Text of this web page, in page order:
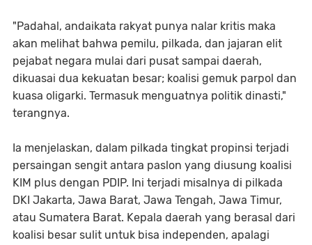
"Padahal, andaikata rakyat punya nalar kritis maka
akan melihat bahwa pemilu, pilkada, dan jajaran elit
pejabat negara mulai dari pusat sampai daerah,
dikuasai dua kekuatan besar; koalisi gemuk parpol dan
kuasa oligarki. Termasuk menguatnya politik dinasti,"
terangnya.
Ia menjelaskan, dalam pilkada tingkat propinsi terjadi
persaingan sengit antara paslon yang diusung koalisi
KIM plus dengan PDIP. Ini terjadi misalnya di pilkada
DKI Jakarta, Jawa Barat, Jawa Tengah, Jawa Timur,
atau Sumatera Barat. Kepala daerah yang berasal dari
koalisi besar sulit untuk bisa independen, apalagi